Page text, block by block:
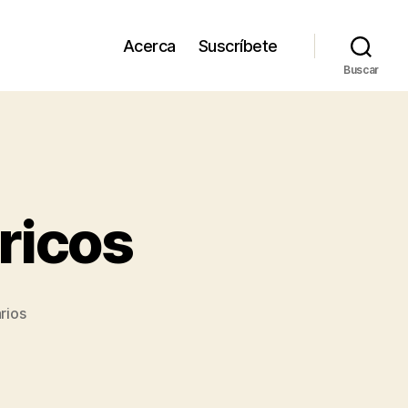
Acerca Suscríbete
Buscar
en